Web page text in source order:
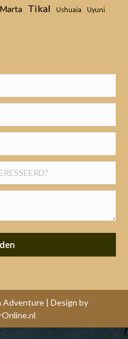
Tikal Ushuaia Uyuni
Adventure | Design by